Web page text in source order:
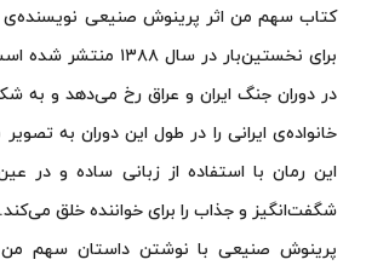
کتاب سهم من اثر پرینوش صنیعی نویسنده‌ی
برای نخستین‌بار در سال
در دوران جنگ ایران و عراق رخ می‌دهد و به
خانواده‌ی ایرانی را در طول این دوران به
این رمان با استفاده از زبانی ساده و در
شگفت‌انگیز و جذاب را برای خواننده خلق می‌کند.
پرینوش صنیعی با نوشتن داستان سهم